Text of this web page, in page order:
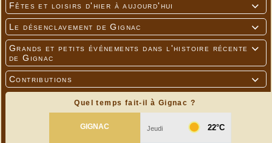

Fêtes et loisirs d'hier à aujourd'hui

Le désenclavement de Gignac

Grands et petits événements dans l'histoire récente
de Gignac

Contributions
Quel temps fait-il à Gignac ?